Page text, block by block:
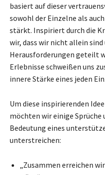
basiert auf dieser
sowohl der Einzelne als
stärkt. Inspiriert durch die
wir, dass wir nicht allein sind
Herausforderungen geteilt
Erlebnisse schweißen uns
innere Stärke eines jeden
Um diese inspirierenden
möchten wir einige Sprüche
Bedeutung eines
unterstreichen:
„Zusammen erreichen